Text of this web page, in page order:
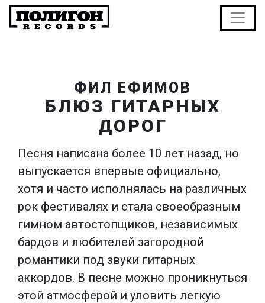
ФИЛ ЕФИМОВ
БЛЮЗ ГИТАРНЫХ
ДОРОГ
Песня написана более 10 лет назад, но
выпускается впервые официально,
хотя и часто исполнялась на различных
рок фестивалях и стала своеобразным
гимном автостопщиков, независимых
бардов и любителей загородной
романтики под звуки гитарных
аккордов. В песне можно проникнуться
этой атмосферой и уловить легкую